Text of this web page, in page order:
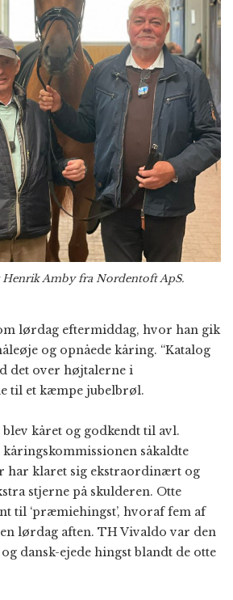
Henrik Amby fra Nordentoft ApS.
lørdag eftermiddag, hvor han gik
og opnåede kåring. “Katalog
det over højtalerne i
til et kæmpe jubelbrøl.
blev kåret og godkendt til avl.
såkaldte
har klaret sig ekstraordinært og
stjerne på skulderen. Otte
til ‘præmiehingst’, hvoraf fem af
lørdag aften. TH Vivaldo var den
dansk-ejede hingst blandt de otte